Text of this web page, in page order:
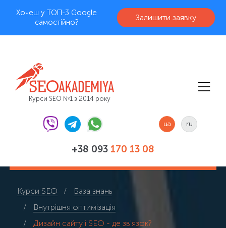
Хочеш у ТОП-3 Google
самостійно?
Залишити заявку
Курси SEO №1 з 2014 року
+38 093 170 13 08
ua ru
Курси SEO
База знань
Внутрішня оптимізація
Дизайн сайту і SEO - де зв'язок?